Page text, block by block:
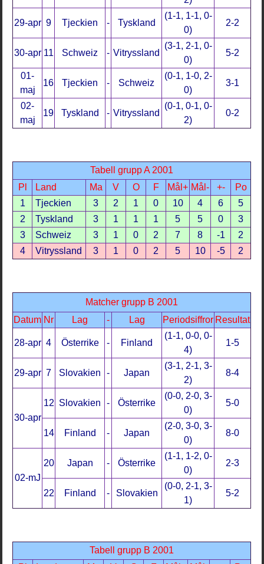
29-apr 9 Tjeckien - Tyskland
(1-1, 1-1, 0-
0)
2-2
30-apr 11 Schweiz - Vitryssland
(3-1, 2-1, 0-
0)
5-2
01-
maj
16 Tjeckien - Schweiz
(0-1, 1-0, 2-
0)
3-1
02-
maj
19 Tyskland - Vitryssland
(0-1, 0-1, 0-
2)
0-2
Tabell grupp A 2001
Pl
Land Ma V O F Mål+ Mål- +-
Po
1
Tjeckien 3 2 1 0 10 4 6
5
2
Tyskland 3 1 1 1 5 5 0
3
3
Schweiz 3 1 0 2 7 8 -1
2
4
Vitryssland 3 1 0 2 5 10 -5 2
Matcher grupp B 2001
Datum Nr Lag - Lag Periodsiffror Resultat
28-apr 4 Österrike - Finland
(1-1, 0-0, 0-
4)
1-5
29-apr 7 Slovakien - Japan
(3-1, 2-1, 3-
2)
8-4
30-apr
12 Slovakien - Österrike
(0-0, 2-0, 3-
0)
5-0
14 Finland - Japan
(2-0, 3-0, 3-
0)
8-0
02-mJ
20 Japan - Österrike
(1-1, 1-2, 0-
0)
2-3
22 Finland - Slovakien
(0-0, 2-1, 3-
1)
5-2
Tabell grupp B 2001